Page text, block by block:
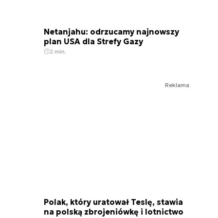
Netanjahu: odrzucamy najnowszy
plan USA dla Strefy Gazy
2 min.
Reklama
Polak, który uratował Teslę, stawia
na polską zbrojeniówkę i lotnictwo